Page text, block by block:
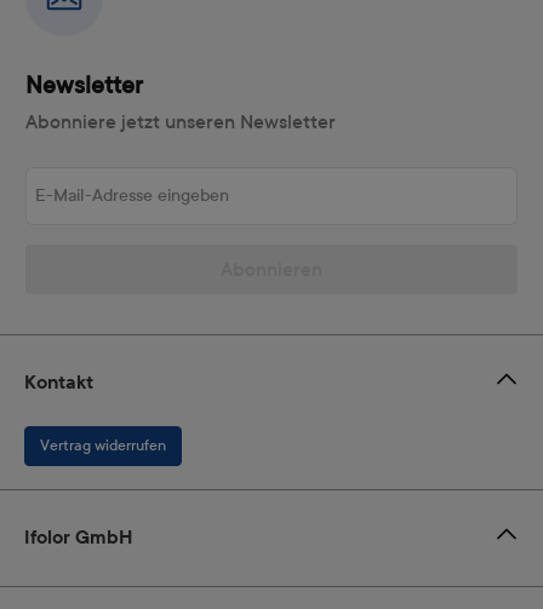
Newsletter
Abonniere jetzt unseren Newsletter
Kontakt
Vertrag widerrufen
Ifolor GmbH